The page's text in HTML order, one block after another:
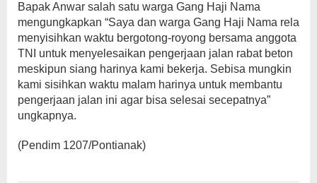
Bapak Anwar salah satu warga Gang Haji Nama
mengungkapkan “Saya dan warga Gang Haji Nama rela
menyisihkan waktu bergotong-royong bersama anggota
TNI untuk menyelesaikan pengerjaan jalan rabat beton
meskipun siang harinya kami bekerja. Sebisa mungkin
kami sisihkan waktu malam harinya untuk membantu
pengerjaan jalan ini agar bisa selesai secepatnya”
ungkapnya.
(Pendim 1207/Pontianak)